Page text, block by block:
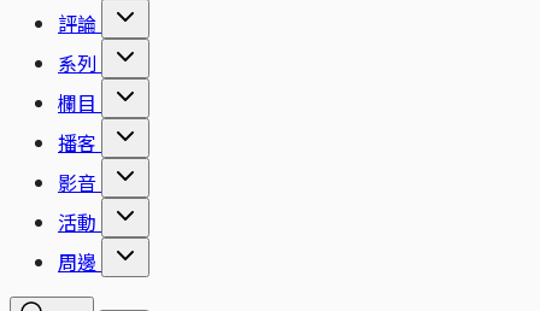
評論
系列
欄目
播客
影音
活動
周邊